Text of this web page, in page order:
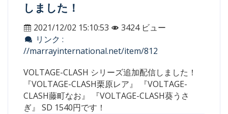
しました！
2021/12/02 15:10:53
3424 ビュー
リンク :
//marrayinternational.net/item/812
VOLTAGE-CLASH シリーズ追加配信しました ！
『VOLTAGE-CLASH栗原レア』 『VOLTAGE-
CLASH藤町なお』 『VOLTAGE-CLASH葵うさ
ぎ』 SD 1540円です！